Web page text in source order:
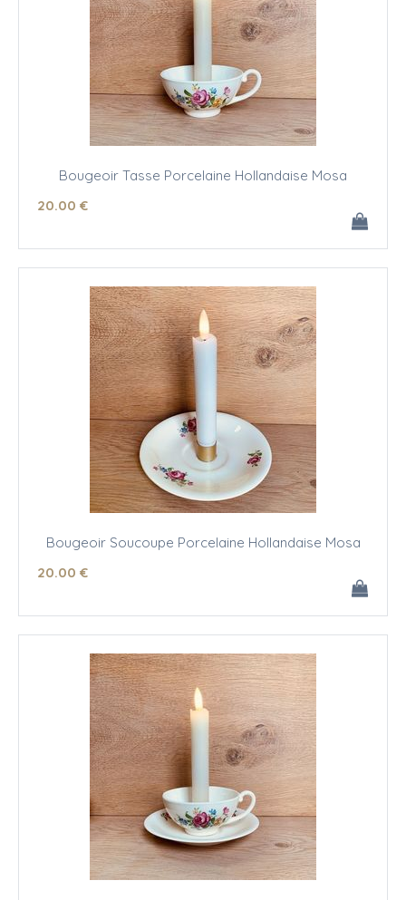
Bougeoir Tasse Porcelaine Hollandaise Mosa
20.00 €
Bougeoir Soucoupe Porcelaine Hollandaise Mosa
20.00 €